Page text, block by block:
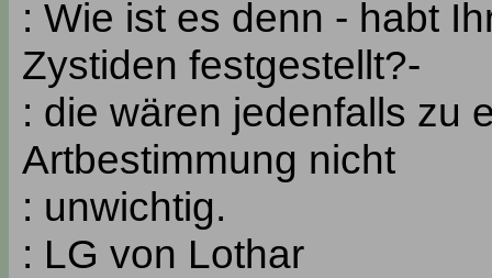
: Wie ist es denn - habt
Zystiden festgestellt?-
: die wären jedenfalls zu
Artbestimmung nicht
: unwichtig.
: LG von Lothar